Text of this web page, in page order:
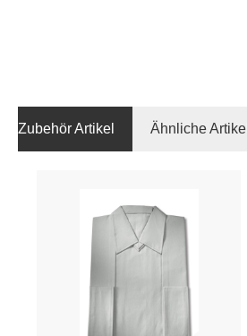
Zubehör Artikel Ähnliche Artikel